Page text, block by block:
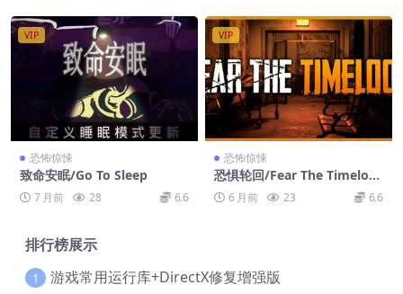
VIP
恐怖惊悚
致命安眠/Go To Sleep
7 月前 28 6.6
VIP
恐怖惊悚
恐惧轮回/Fear The Timeloo
p 6 月前 23 6.6
排行榜展示
1 游戏常用运行库+DirectX修复增强版